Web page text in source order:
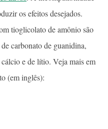
os efeitos desejados.
tioglicolato de amônio são
carbonato de guanidina,
e de lítio. Veja mais em
(em inglês):